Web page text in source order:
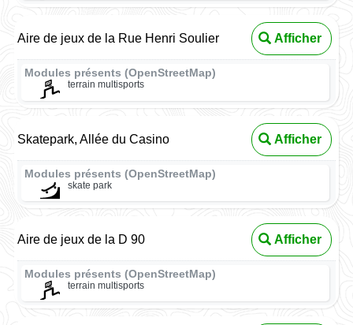
Aire de jeux de la Rue Henri Soulier Afficher
Modules présents (OpenStreetMap)
terrain multisports
Skatepark, Allée du Casino Afficher
Modules présents (OpenStreetMap)
skate park
Aire de jeux de la D 90 Afficher
Modules présents (OpenStreetMap)
terrain multisports